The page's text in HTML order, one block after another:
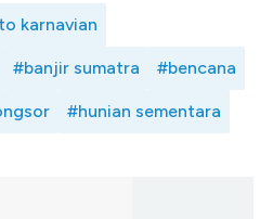
karnavian
#banjir sumatra #bencana
#hunian sementara